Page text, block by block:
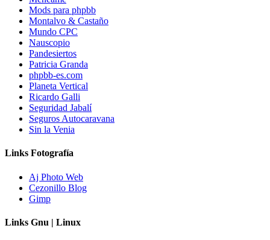
Mods para phpbb
Montalvo & Castaño
Mundo CPC
Nauscopio
Pandesiertos
Patricia Granda
phpbb-es.com
Planeta Vertical
Ricardo Galli
Seguridad Jabalí
Seguros Autocaravana
Sin la Venia
Links Fotografía
Aj Photo Web
Cezonillo Blog
Gimp
Links Gnu | Linux